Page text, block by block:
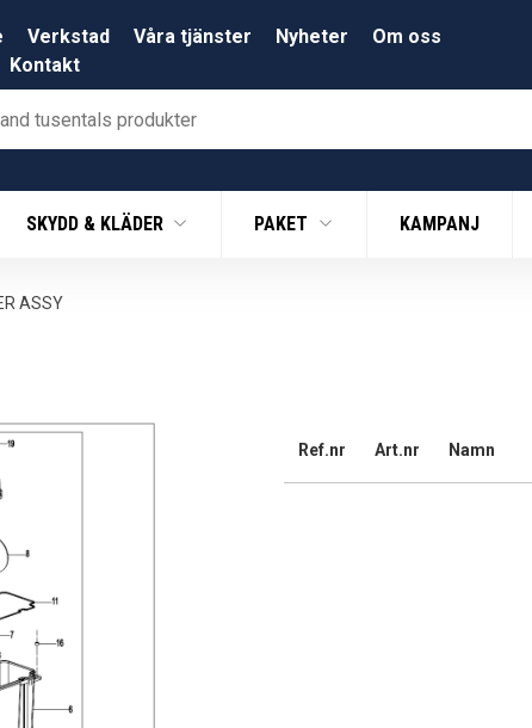
Verkstad Våra tjänster Nyheter
Om oss
Kontakt
SKYDD & KLÄDER PAKET KAMPANJ
ASSY
Ref.nr Art.nr Namn